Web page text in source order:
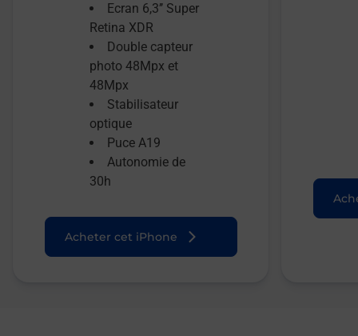
Ecran 6,3’’ Super
Retina XDR
Double capteur
photo 48Mpx et
48Mpx
Stabilisateur
optique
Puce A19
Autonomie de
30h
Acheter cet iPhone